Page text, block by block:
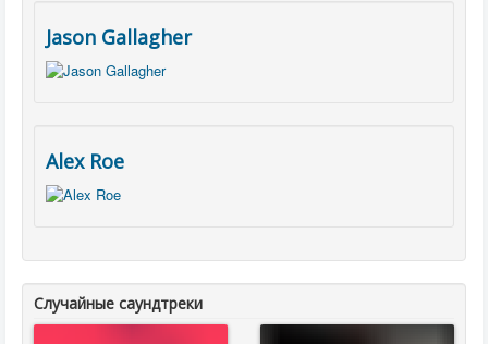
Jason Gallagher
Alex Roe
Случайные саундтреки